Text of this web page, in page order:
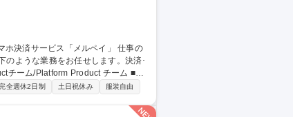
のような業務をお任せします。決済･
ーム/Platform Product チーム ■グ
ロダクトロードマップの策定 ■ロー
件・お客さま／加盟店・パートナー
全週休2日制 土日祝休み 服装自由